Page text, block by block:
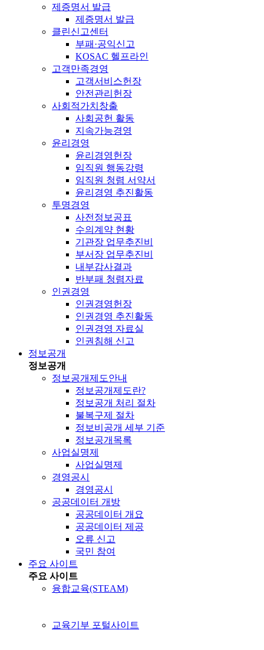
제증명서 발급
제증명서 발급
클린신고센터
부패·공익신고
KOSAC 헬프라인
고객만족경영
고객서비스헌장
안전관리헌장
사회적가치창출
사회공헌 활동
지속가능경영
윤리경영
윤리경영헌장
임직원 행동강령
임직원 청렴 서약서
윤리경영 추진활동
투명경영
사전정보공표
수의계약 현황
기관장 업무추진비
부서장 업무추진비
내부감사결과
반부패 청렴자료
인권경영
인권경영헌장
인권경영 추진활동
인권경영 자료실
인권침해 신고
정보공개
정보공개
정보공개제도안내
정보공개제도란?
정보공개 처리 절차
불복구제 절차
정보비공개 세부 기준
정보공개목록
사업실명제
사업실명제
경영공시
경영공시
공공데이터 개방
공공데이터 개요
공공데이터 제공
오류 신고
국민 참여
주요 사이트
주요 사이트
융합교육(STEAM)
교육기부 포털사이트